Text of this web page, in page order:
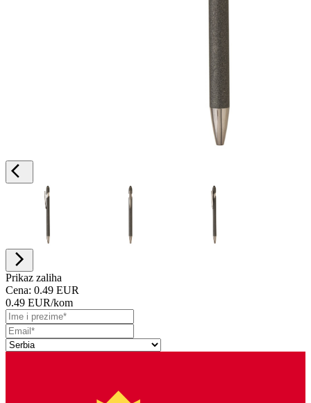
Prikaz zaliha
Cena: 0.49 EUR
0.49 EUR/kom